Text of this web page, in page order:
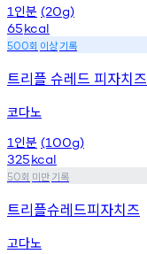
1 인분 (20g)
65kcal
500회 이상기록
트리플 슈레드 피자치즈
코다노
1 인분 (100g)
325kcal
50회 미만기록
트리플슈레드피자치즈
고다노